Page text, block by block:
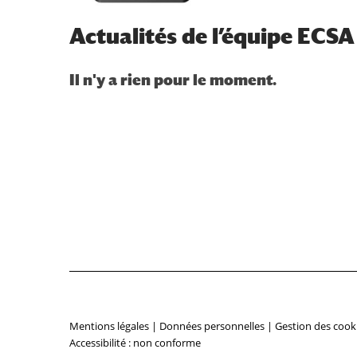
Actualités de l’équipe ECSA
Mentions légales | Données personnelles | Gestion des
Accessibilité : non conforme